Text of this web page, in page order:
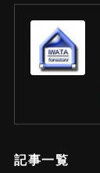
記事一覧